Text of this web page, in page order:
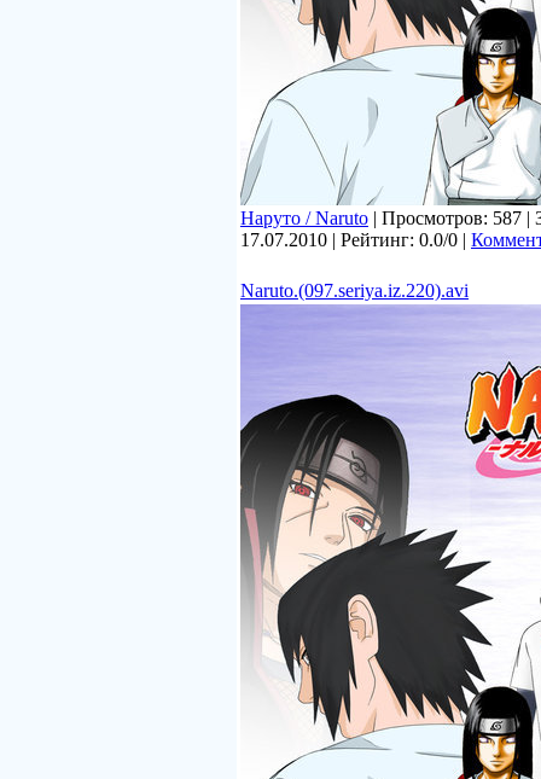
Наруто / Naruto | Просмотров: 587 |
17.07.2010 | Рейтинг: 0.0/0 |
Naruto.(097.seriya.iz.220).avi